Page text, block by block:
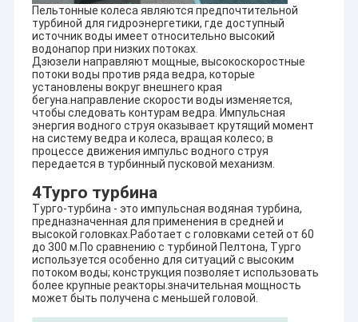
Проверка качества
Свяжитесь мы
Новости
Случаи
Hydro Ковшовая турбина
Гидравлические турбины Каплан
Фрэнсис Hydro турбина
Колба гидравлические турбины
Пельтонные колеса являются предпочтительной
турбиной для гидроэнергетики, где доступный
источник воды имеет относительно высокий
водонапор при низких потоках.
Дзюзели направляют мощные, высокоскоростные
потоки воды против ряда ведра, которые
установлены вокруг внешнего края
бегуна.направление скорости воды изменяется,
чтобы следовать контурам ведра. Импульсная
энергия водного струя оказывает крутящий момент
на систему ведра и колеса, вращая колесо; в
процессе движения импульс водного струя
передается в турбинный пусковой механизм.
4Турго турбина
Турго-турбина - это импульсная водяная турбина,
предназначенная для применения в средней и
высокой головках.Работает с головками сетей от 60
до 300 м.По сравнению с турбиной Пелтона, Турго
используется особенно для ситуаций с высоким
потоком воды; конструкция позволяет использовать
более крупные реакторы.значительная мощность
может быть получена с меньшей головой.
CO. Ltd инженерства Ханчжоу HydroTu покрывает
обслуживания, полную поставку оборудования,
экономическое решение глобальных проектов
гидроэлектроэнергии и направляет быть одним из самого
лучшего глобального поставщика оборудования
гидроэлектроэнергии так же, как самого лучшего
поставщика комплексных обслуживаний на рынках
гидроэлектроэнергии.
Проект гидроэлектроэнергии уже бежать HYDROTU во
всем мире
Проект частично 1.pdf гидроэлектроэнергии уже бежать
Hydrotu
Проект частично 2.pdf гидроэлектроэнергии уже бежать
Hydrotu
Проект частично 3.pdf гидроэлектроэнергии уже бежать
Hydrotu
Сошлите на схему размещения всех видов завода
гидроэлектроэнергии:
пожалуйста посетите наш другой вебсайт для загрузки: